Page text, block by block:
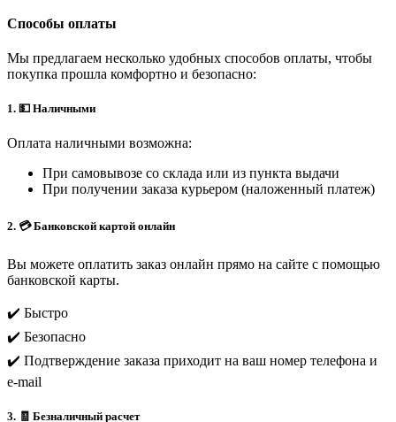
Способы оплаты
Мы предлагаем несколько удобных способов оплаты, чтобы
покупка прошла комфортно и безопасно:
1. 💵 Наличными
Оплата наличными возможна:
При самовывозе со склада или из пункта выдачи
При получении заказа курьером (наложенный платеж)
2. 💳 Банковской картой онлайн
Вы можете оплатить заказ онлайн прямо на сайте с помощью
банковской карты.
✔️ Быстро
✔️ Безопасно
✔️ Подтверждение заказа приходит на ваш номер телефона и
e-mail
3. 🧾 Безналичный расчет